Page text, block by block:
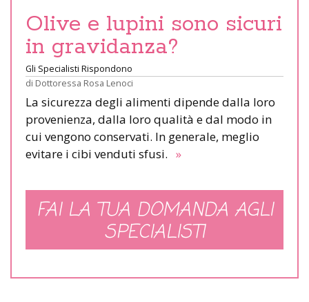
Olive e lupini sono sicuri
in gravidanza?
Gli Specialisti Rispondono
di Dottoressa Rosa Lenoci
La sicurezza degli alimenti dipende dalla loro
provenienza, dalla loro qualità e dal modo in
cui vengono conservati. In generale, meglio
evitare i cibi venduti sfusi. »
FAI LA TUA DOMANDA AGLI
SPECIALISTI